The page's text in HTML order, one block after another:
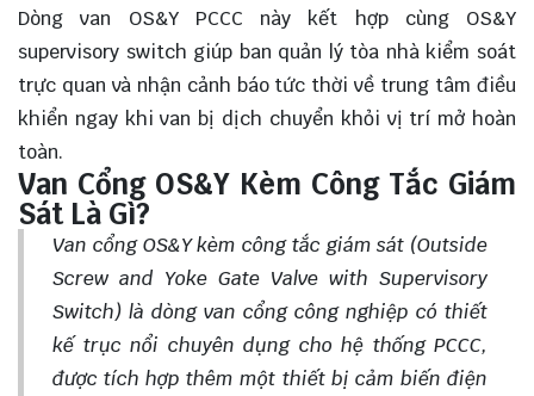
Dòng van OS&Y PCCC này kết hợp cùng OS&Y
supervisory switch giúp ban quản lý tòa nhà kiểm soát
trực quan và nhận cảnh báo tức thời về trung tâm điều
khiển ngay khi van bị dịch chuyển khỏi vị trí mở hoàn
toàn.
Van Cổng OS&Y Kèm Công Tắc Giám
Sát Là Gì?
Van cổng OS&Y kèm công tắc giám sát (Outside
Screw and Yoke Gate Valve with Supervisory
Switch) là dòng van cổng công nghiệp có thiết
kế trục nổi chuyên dụng cho hệ thống PCCC,
được tích hợp thêm một thiết bị cảm biến điện